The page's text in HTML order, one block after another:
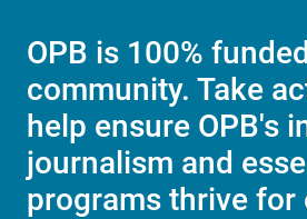
OPB is 100%
community. Take
help ensure OPB's
journalism and
programs thrive for